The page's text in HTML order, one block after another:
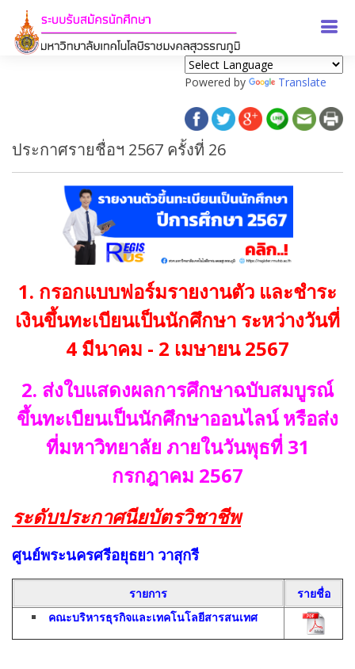
Powered by Translate
ประกาศรายชื่อฯ 2567 ครั้งที่ 26
1. กรอกแบบฟอร์มรายงานตัว และชำระ
เงินขึ้นทะเบียนเป็นนักศึกษา ระหว่างวันที่
4 มีนาคม - 2 เมษายน 2567
2. ส่งใบแสดงผลการศึกษาฉบับสมบูรณ์
ขึ้นทะเบียนเป็นนักศึกษาออนไลน์ หรือส่ง
ที่มหาวิทยาลัย ภายในวันพุธที่ 31
กรกฎาคม 2567
ระดับประกาศนียบัตรวิชาชีพ
ศูนย์พระนครศรีอยุธยา วาสุกรี
รายการ
รายชื่อ
คณะบริหารธุรกิจและเทคโนโลยีสารสนเทศ